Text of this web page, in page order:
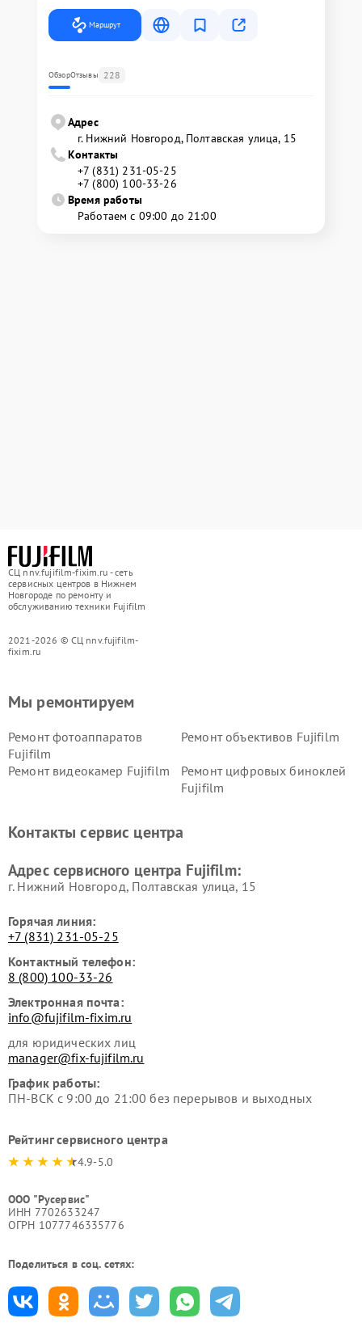
Маршрут
ОбзорОтзывы 228
Адрес
г. Нижний Новгород, Полтавская улица, 15
Контакты
+7 (831) 231-05-25
+7 (800) 100-33-26
Время работы
Работаем с 09:00 до 21:00
СЦ nnv.fujifilm-fixim.ru - сеть
сервисных центров в Нижнем
Новгороде по ремонту и
обслуживанию техники Fujifilm
2021-2026 © СЦ nnv.fujifilm-
fixim.ru
Мы ремонтируем
Ремонт фотоаппаратов
Fujifilm
Ремонт объективов Fujifilm
Ремонт видеокамер Fujifilm
Ремонт цифровых биноклей
Fujifilm
Контакты сервис центра
Адрес сервисного центра Fujifilm:
г. Нижний Новгород, Полтавская улица, 15
Горячая линия:
+7 (831) 231-05-25
Контактный телефон:
8 (800) 100-33-26
Электронная почта:
info@fujifilm-fixim.ru
для юридических лиц
manager@fix-fujifilm.ru
График работы:
ПН-ВСК с 9:00 до 21:00 без перерывов и выходных
Рейтинг сервисного центра
4.9-5.0
ООО "Русервис"
ИНН 7702633247
ОГРН 1077746335776
Поделиться в соц. сетях: